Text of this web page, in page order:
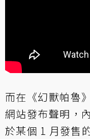
而在《幻獸帕魯
網站發布聲明 ，
於某個 1 月發售